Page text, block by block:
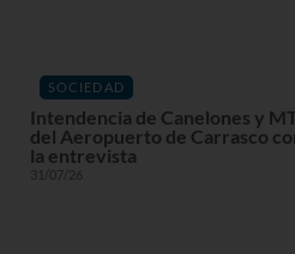
SOCIEDAD
Intendencia de Canelones y
del Aeropuerto de Carrasco
la entrevista
31/07/26